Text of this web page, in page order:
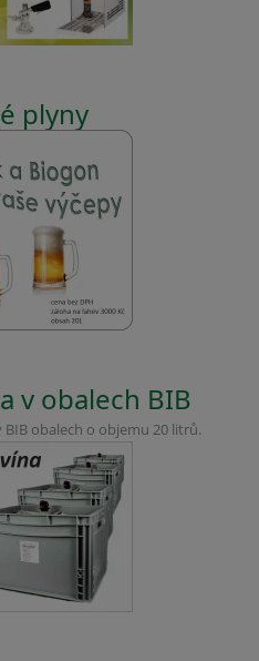
plyny
v obalech BIB
obalech o objemu 20 litrů.